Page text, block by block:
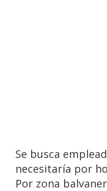
Se busca
necesitaría por
Por zona